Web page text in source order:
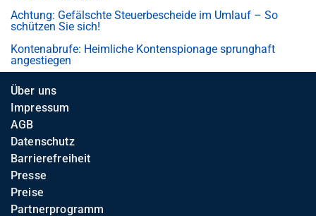
Achtung: Gefälschte Steuerbescheide im Umlauf – So
schützen Sie sich!
Kontenabrufe: Heimliche Kontenspionage sprunghaft
angestiegen
Über uns
Impressum
AGB
Datenschutz
Barrierefreiheit
Presse
Preise
Partnerprogramm